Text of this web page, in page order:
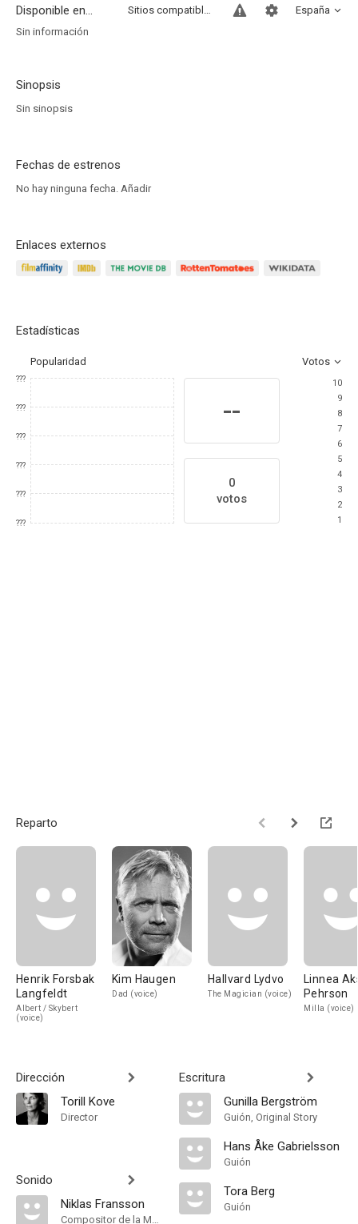
Disponible en... España
Sitios compatibles
Sin información
Sinopsis
Sin sinopsis
Fechas de estrenos
No hay ninguna fecha. Añadir
Enlaces externos
Estadísticas
Popularidad Votos
???
???
???
???
???
???
--
0
votos
10
9
8
7
6
5
4
3
2
1
Reparto
Henrik Forsbak
Langfeldt
Albert / Skybert
(voice)
Kim Haugen
Dad (voice)
Hallvard Lydvo
The Magician (voice)
Linnea
Pehrson
Milla (voice)
Dirección
Torill Kove
Director
Sonido
Niklas Fransson
Compositor de la Música Original
Escritura
Gunilla Bergström
Guión, Original Story
Hans Åke Gabrielsson
Guión
Tora Berg
Guión